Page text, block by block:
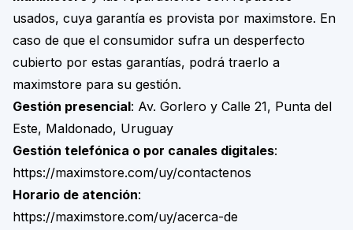
usados, cuya garantía es provista por maximstore. En
caso de que el consumidor sufra un desperfecto
cubierto por estas garantías, podrá traerlo a
maximstore para su gestión.
Gestión presencial: Av. Gorlero y Calle 21, Punta del
Este, Maldonado, Uruguay
Gestión telefónica o por canales digitales:
https://maximstore.com/uy/contactenos
Horario de atención:
https://maximstore.com/uy/acerca-de